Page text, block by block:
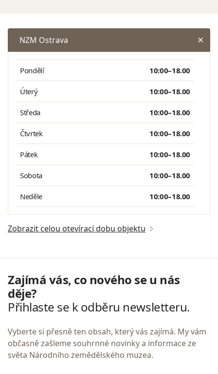
NZM Ostrava
Pondělí 10:00–18.00
Úterý 10:00–18.00
Středa 10:00–18.00
Čtvrtek 10:00–18.00
Pátek 10:00–18.00
Sobota 10:00–18.00
Neděle 10:00–18.00
Zobrazit celou otevírací dobu objektu
Zajímá vás, co nového se u nás
děje?
Přihlaste se k odběru newsletteru.
Vyberte si přesně ten obsah, který vás zajímá. My vám
občasně zašleme souhrnné novinky a informace ze
světa Národního zemědělského muzea.